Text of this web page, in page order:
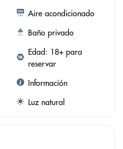
Aire acondicionado
Baño privado
Edad: 18+ para
reservar
Información
Luz natural